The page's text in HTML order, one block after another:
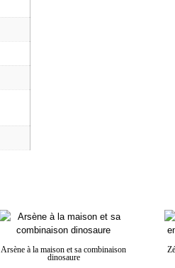
Arsène à la maison et sa combinaison
dinosaure